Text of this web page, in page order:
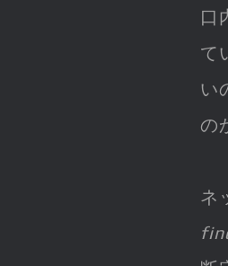
口
て
い
の
ネ